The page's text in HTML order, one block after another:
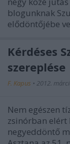
blogunknak
elődöntőjébe
Kérdéses
szereplése
F. Kapus • 2012.
Nem egészen
zsinórban
negyeddöntő